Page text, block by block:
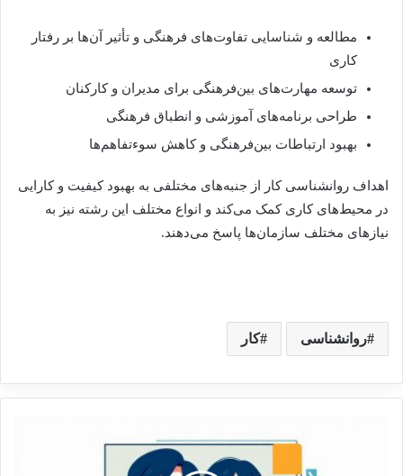
مطالعه و شناسایی تفاوت‌های فرهنگی و تأثیر آن‌ها بر رفتار
کاری
توسعه مهارت‌های بین‌فرهنگی برای مدیران و کارکنان
طراحی برنامه‌های آموزشی و انطباق فرهنگی
بهبود ارتباطات بین‌فرهنگی و کاهش سوءتفاهم‌ها
اهداف روانشناسی کار از جنبه‌های مختلفی به بهبود کیفیت و کارایی
در محیط‌های کاری کمک می‌کند و انواع مختلف این رشته نیز به
نیازهای مختلف سازمان‌ها پاسخ می‌دهند.
روانشناسی کار